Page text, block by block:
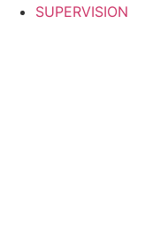
SUPERVISION